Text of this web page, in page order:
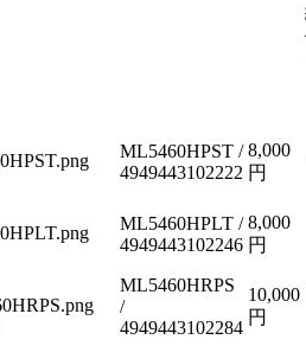
ML5460HPST /
4949443102222
8,000
円
ML5460HPLT /
4949443102246
8,000
円
ML5460HRPS
/
4949443102284
10,000
円